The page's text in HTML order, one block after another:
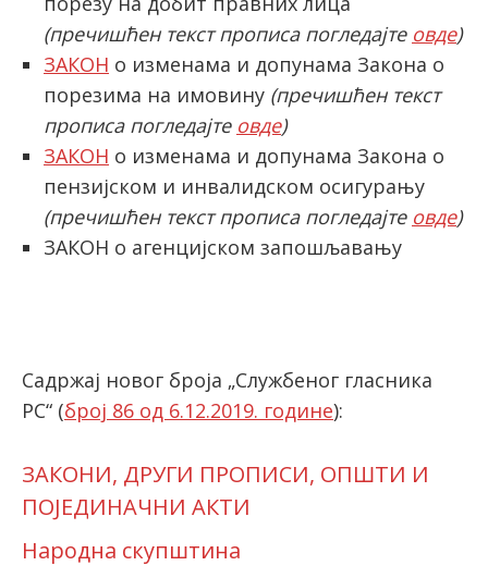
(пречишћен текст прописа погледајте овде)
ЗАКОН о изменама и допунама Закона о
порезима на имовину (пречишћен текст
прописа погледајте овде)
ЗАКОН о изменама и допунама Закона о
пензијском и инвалидском осигурању
(пречишћен текст прописа погледајте овде)
ЗАКОН o агенцијском запошљавању
Садржај новог броја „Службеног гласника
РС“ (број 86 од 6.12.2019. године):
ЗАКОНИ, ДРУГИ ПРОПИСИ, ОПШТИ И
ПОЈЕДИНАЧНИ АКТИ
Народна скупштина